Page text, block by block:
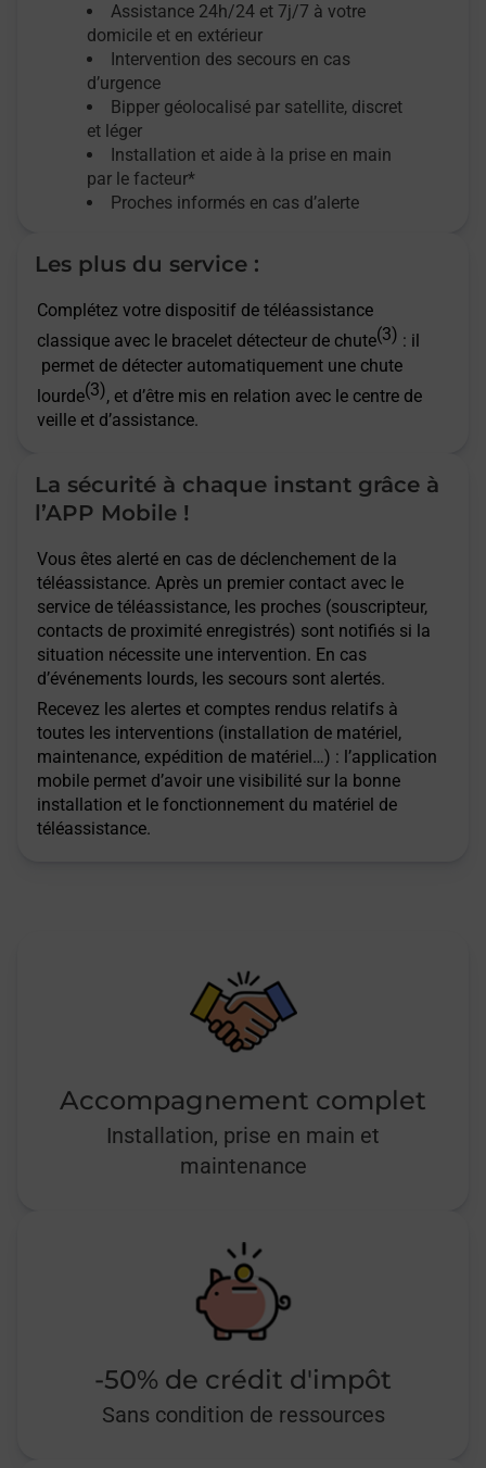
Assistance 24h/24 et 7j/7 à votre
domicile et en extérieur
Intervention des secours en cas
d’urgence
Bipper géolocalisé par satellite, discret
et léger
Installation et aide à la prise en main
par le facteur*
Proches informés en cas d’alerte
Les plus du service :
Complétez votre dispositif de téléassistance
classique avec le bracelet détecteur de chute(3) : il
permet de détecter automatiquement une chute
lourde(3), et d’être mis en relation avec le centre de
veille et d’assistance.
La sécurité à chaque instant grâce à
l’APP Mobile !
Vous êtes alerté en cas de déclenchement de la
téléassistance. Après un premier contact avec le
service de téléassistance, les proches (souscripteur,
contacts de proximité enregistrés) sont notifiés si la
situation nécessite une intervention. En cas
d’événements lourds, les secours sont alertés.
Recevez les alertes et comptes rendus relatifs à
toutes les interventions (installation de matériel,
maintenance, expédition de matériel…) : l’application
mobile permet d’avoir une visibilité sur la bonne
installation et le fonctionnement du matériel de
téléassistance.
Accompagnement complet
Installation, prise en main et
maintenance
-50% de crédit d'impôt
Sans condition de ressources